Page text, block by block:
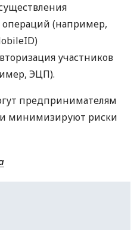
(например,
участников
ЭЦП).
предпринимателям
и минимизируют риски